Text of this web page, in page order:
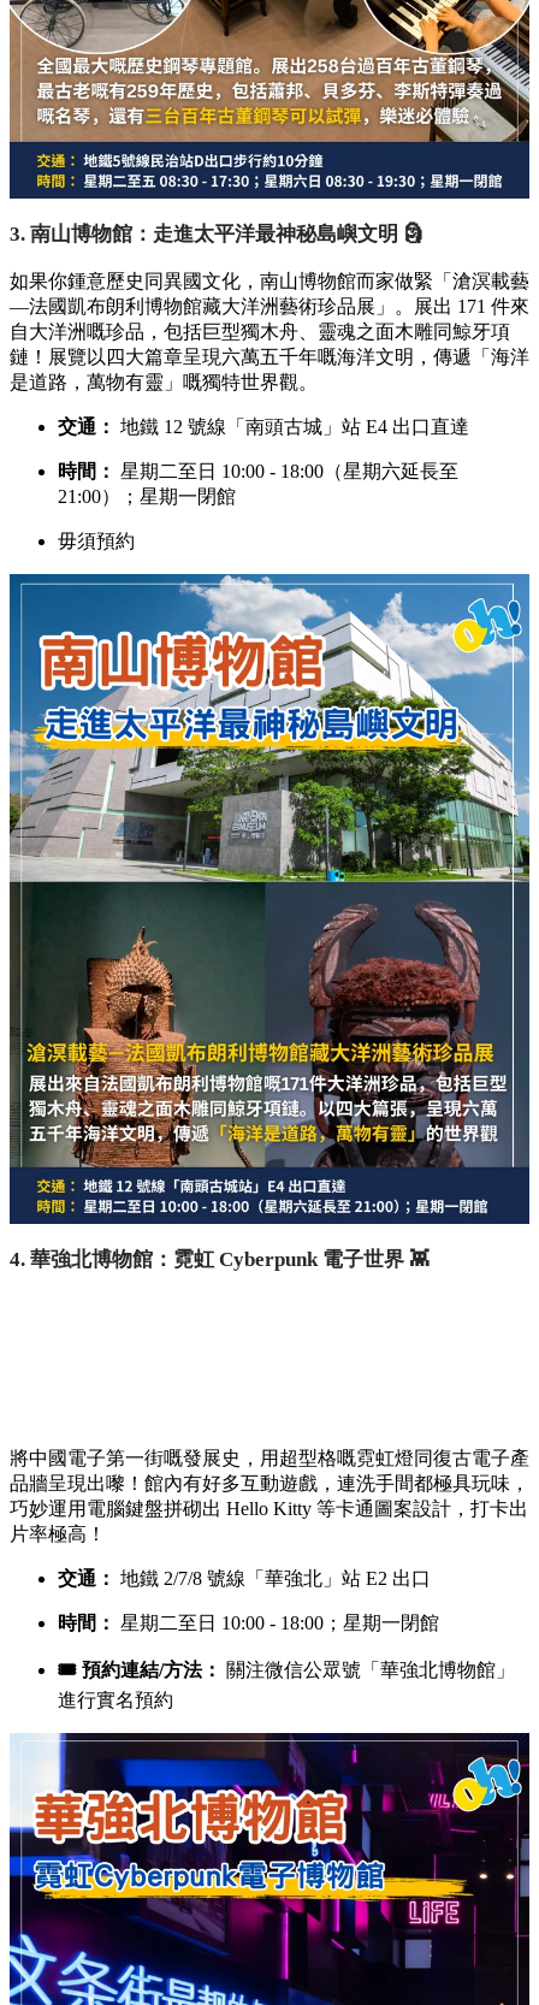
3. 南山博物館：走進太平洋最神秘島嶼文明 🗿
如果你鍾意歷史同異國文化，南山博物館而家做緊「滄溟載藝
—法國凱布朗利博物館藏大洋洲藝術珍品展」。展出 171 件來
自大洋洲嘅珍品，包括巨型獨木舟、靈魂之面木雕同鯨牙項
鏈！展覽以四大篇章呈現六萬五千年嘅海洋文明，傳遞「海洋
是道路，萬物有靈」嘅獨特世界觀。
交通： 地鐵 12 號線「南頭古城」站 E4 出口直達
時間： 星期二至日 10:00 - 18:00（星期六延長至
21:00）；星期一閉館
毋須預約
4. 華強北博物館：霓虹 Cyberpunk 電子世界 👾
將中國電子第一街嘅發展史，用超型格嘅霓虹燈同復古電子產
品牆呈現出嚟！館內有好多互動遊戲，連洗手間都極具玩味，
巧妙運用電腦鍵盤拼砌出 Hello Kitty 等卡通圖案設計，打卡出
片率極高！
交通： 地鐵 2/7/8 號線「華強北」站 E2 出口
時間： 星期二至日 10:00 - 18:00；星期一閉館
🎟️ 預約連結/方法：
關注微信公眾號「華強北博物館」
進行實名預約